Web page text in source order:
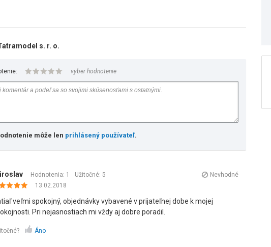
s. r. o.
vyber hodnotenie
môže len prihlásený používateľ.
Hodnotenia: 1 Užitočné: 5
Nevhodné
13.02.2018
veľmi spokojný, objednávky vybavené v prijateľnej dobe k mojej
Pri nejasnostiach mi vždy aj dobre poradil.
Áno